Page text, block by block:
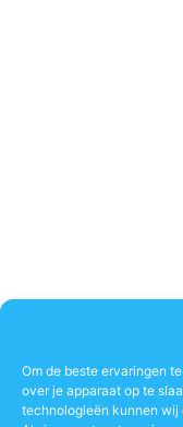
Om de beste ervaringen
over je apparaat op te
technologieën kunnen wij